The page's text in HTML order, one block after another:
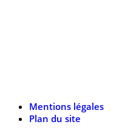
Mentions légales
Plan du site